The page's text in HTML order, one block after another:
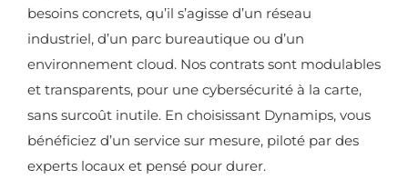
besoins concrets, qu’il s’agisse d’un réseau
industriel, d’un parc bureautique ou d’un
environnement cloud. Nos contrats sont modulables
et transparents, pour une cybersécurité à la carte,
sans surcoût inutile. En choisissant Dynamips, vous
bénéficiez d’un service sur mesure, piloté par des
experts locaux et pensé pour durer.